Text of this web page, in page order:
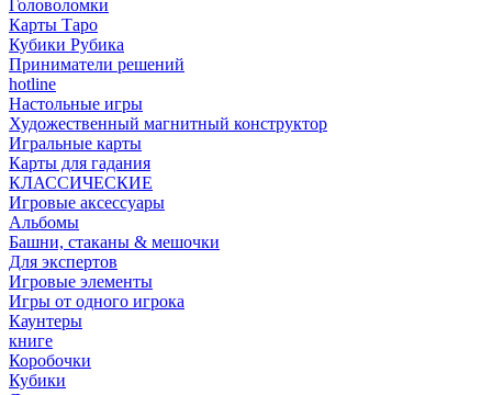
Головоломки
Карты Таро
Кубики Рубика
Приниматели решений
hotline
Настольные игры
Художественный магнитный конструктор
Игральные карты
Карты для гадания
КЛАССИЧЕСКИЕ
Игровые аксессуары
Альбомы
Башни, стаканы & мешочки
Для экспертов
Игровые элементы
Игры от одного игрока
Каунтеры
книге
Коробочки
Кубики